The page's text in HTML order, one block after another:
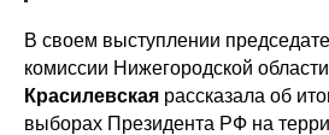
В своем выступлении
комиссии Нижегородской области
Красилевская рассказала об
выборах Президента РФ на